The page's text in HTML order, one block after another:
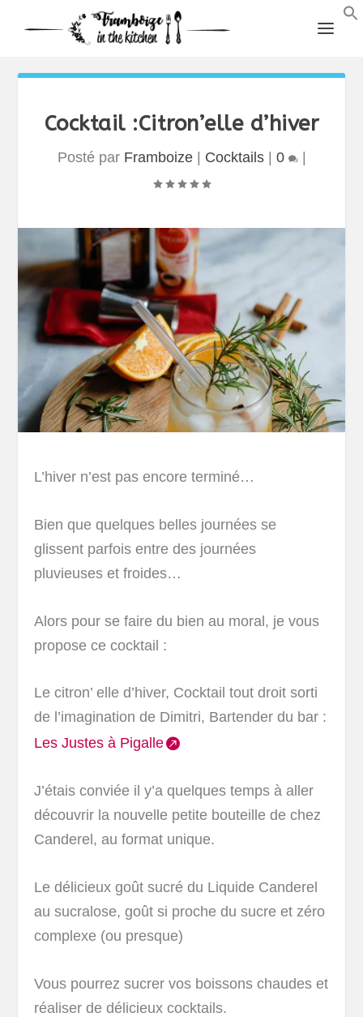
Cocktail :Citron’elle d’hiver
Posté par Framboize| Cocktails| 0 |
L’hiver n’est pas encore terminé…
Bien que quelques belles journées se
glissent parfois entre des journées
pluvieuses et froides…
Alors pour se faire du bien au moral, je vous
propose ce cocktail :
Le citron’ elle d’hiver, Cocktail tout droit sorti
de l’imagination de Dimitri, Bartender du bar :
Les Justes à Pigalle
J’étais conviée il y’a quelques temps à aller
découvrir la nouvelle petite bouteille de chez
Canderel, au format unique.
Le délicieux goût sucré du Liquide Canderel
au sucralose, goût si proche du sucre et zéro
complexe (ou presque)
Vous pourrez sucrer vos boissons chaudes et
réaliser de délicieux cocktails.